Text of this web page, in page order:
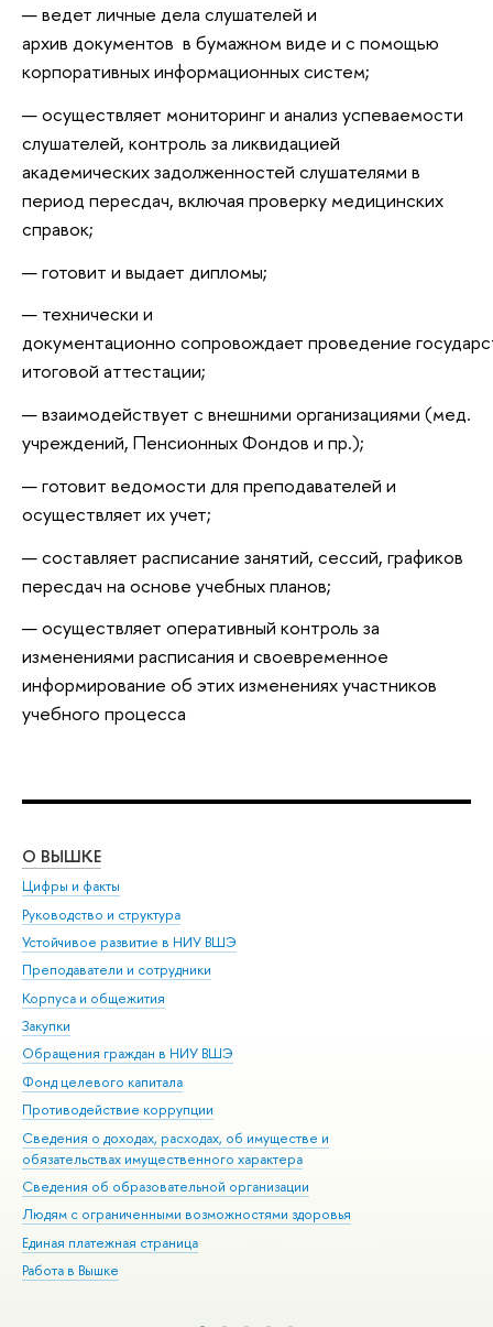
ведет личные дела слушателей и
архив документов в бумажном виде и с помощью
корпоративных информационных систем;
осуществляет мониторинг и анализ успеваемости
слушателей, контроль за ликвидацией
академических задолженностей слушателями в
период пересдач, включая проверку медицинских
справок;
готовит и выдает дипломы;
технически и
документационно сопровождает проведение
итоговой аттестации;
взаимодействует с внешними организациями (мед.
учреждений, Пенсионных Фондов и пр.);
готовит ведомости для преподавателей и
осуществляет их учет;
составляет расписание занятий, сессий, графиков
пересдач на основе учебных планов;
осуществляет оперативный контроль за
изменениями расписания и своевременное
информирование об этих изменениях участников
учебного процесса
О ВЫШКЕ
Цифры и факты
Руководство и структура
Устойчивое развитие в НИУ ВШЭ
Преподаватели и сотрудники
Корпуса и общежития
Закупки
Обращения граждан в НИУ ВШЭ
Фонд целевого капитала
Противодействие коррупции
Сведения о доходах, расходах, об имуществе и
обязательствах имущественного характера
Сведения об образовательной организации
Людям с ограниченными возможностями здоровья
Единая платежная страница
Работа в Вышке